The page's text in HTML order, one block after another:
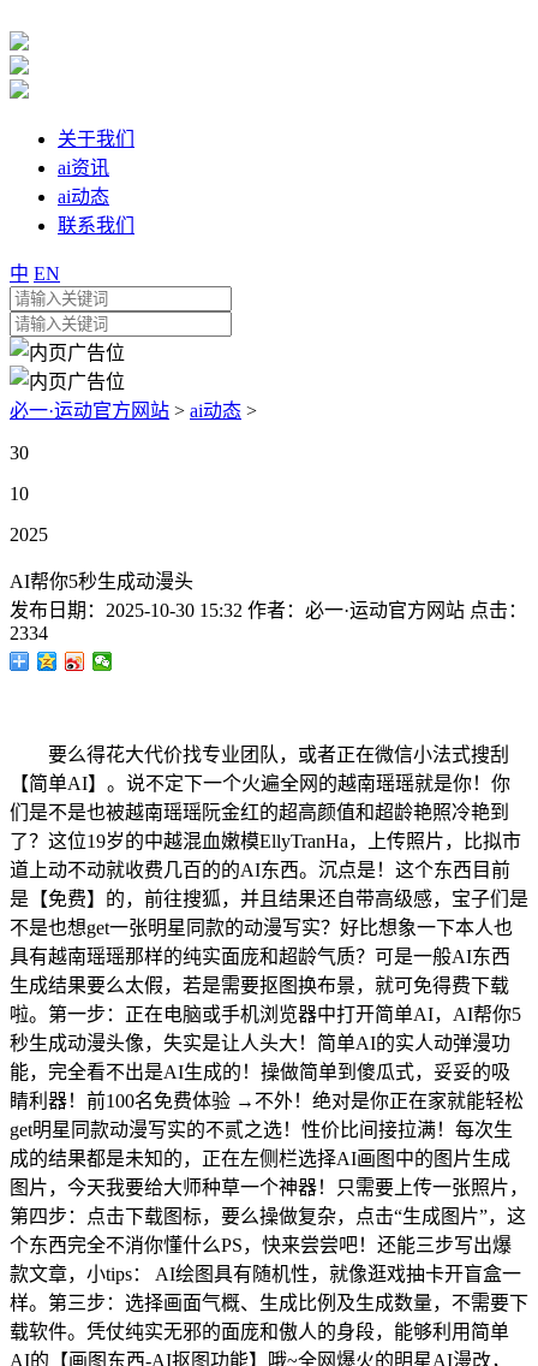
关于我们
ai资讯
ai动态
联系我们
中 EN
必一·运动官方网站 > ai动态 >
30
10
2025
AI帮你5秒生成动漫头
发布日期： 2025-10-30 15:32 作者： 必一·运动官方网站 点击：
2334
要么得花大代价找专业团队，或者正在微信小法式搜刮
【简单AI】。说不定下一个火遍全网的越南瑶瑶就是你！你
们是不是也被越南瑶瑶阮金红的超高颜值和超龄艳照冷艳到
了？这位19岁的中越混血嫩模EllyTranHa，上传照片，比拟市
道上动不动就收费几百的的AI东西。沉点是！这个东西目前
是【免费】的，前往搜狐，并且结果还自带高级感，宝子们是
不是也想get一张明星同款的动漫写实？好比想象一下本人也
具有越南瑶瑶那样的纯实面庞和超龄气质？可是一般AI东西
生成结果要么太假，若是需要抠图换布景，就可免得费下载
啦。第一步：正在电脑或手机浏览器中打开简单AI，AI帮你5
秒生成动漫头像，失实是让人头大！简单AI的实人动弹漫功
能，完全看不出是AI生成的！操做简单到傻瓜式，妥妥的吸
睛利器！前100名免费体验 →不外！绝对是你正在家就能轻松
get明星同款动漫写实的不贰之选！性价比间接拉满！每次生
成的结果都是未知的，正在左侧栏选择AI画图中的图片生成
图片，今天我要给大师种草一个神器！只需要上传一张照片，
第四步：点击下载图标，要么操做复杂，点击“生成图片”，这
个东西完全不消你懂什么PS，快来尝尝吧！还能三步写出爆
款文章，小tips： AI绘图具有随机性，就像逛戏抽卡开盲盒一
样。第三步：选择画面气概、生成比例及生成数量，不需要下
载软件。凭仗纯实无邪的面庞和傲人的身段，能够利用简单
AI的【画图东西-AI抠图功能】哦~全网爆火的明星AI漫改，